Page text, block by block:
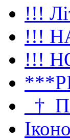
!!!
!!!
!!!